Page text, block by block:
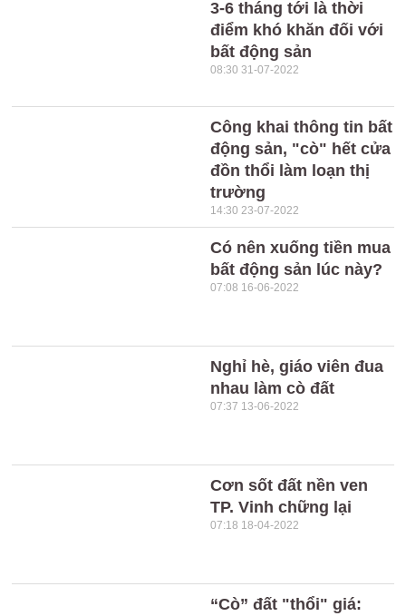
3-6 tháng tới là thời
điểm khó khăn đối với
bất động sản
08:30 31-07-2022
Công khai thông tin bất
động sản, "cò" hết cửa
đồn thổi làm loạn thị
trường
14:30 23-07-2022
Có nên xuống tiền mua
bất động sản lúc này?
07:08 16-06-2022
Nghỉ hè, giáo viên đua
nhau làm cò đất
07:37 13-06-2022
Cơn sốt đất nền ven
TP. Vinh chững lại
07:18 18-04-2022
“Cò” đất "thổi" giá: